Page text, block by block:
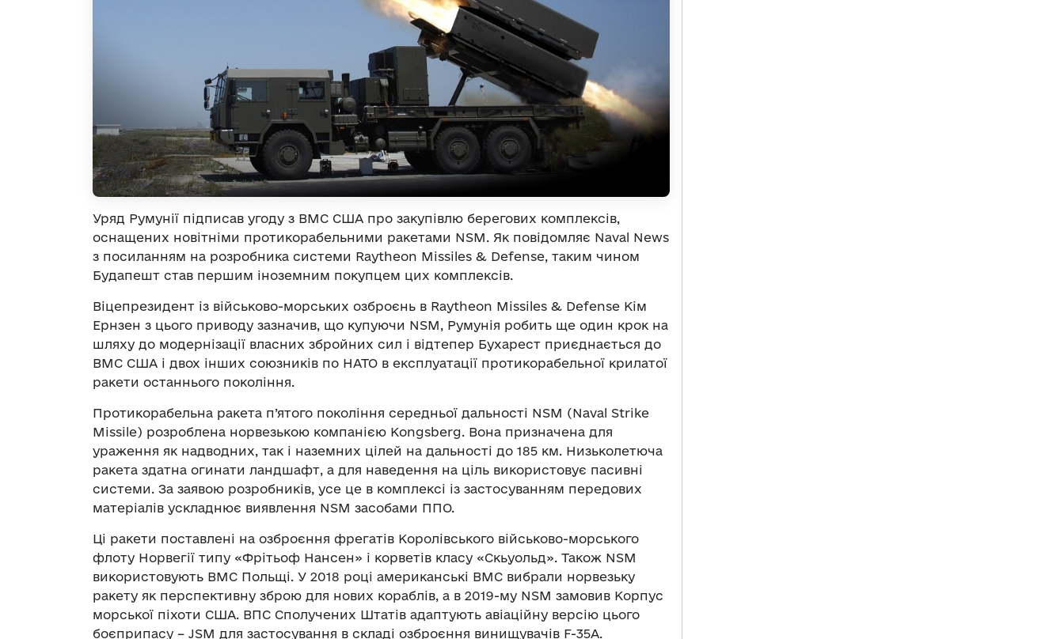
Уряд Румунії підписав угоду з ВМС США про закупівлю берегових комплексів,
оснащених новітніми протикорабельними ракетами NSM. Як повідомляє Naval News
з посиланням на розробника системи Raytheon Missiles & Defense, таким чином
Будапешт став першим іноземним покупцем цих комплексів.
Віцепрезидент із військово-морських озброєнь в Raytheon Missiles & Defense Кім
Ернзен з цього приводу зазначив, що купуючи NSM, Румунія робить ще один крок на
шляху до модернізації власних збройних сил і відтепер Бухарест приєднається до
ВМС США і двох інших союзників по НАТО в експлуатації протикорабельної крилатої
ракети останнього покоління.
Протикорабельна ракета п’ятого покоління середньої дальності NSM (Naval Strike
Missile) розроблена норвезькою компанією Kongsberg. Вона призначена для
ураження як надводних, так і наземних цілей на дальності до 185 км. Низьколетюча
ракета здатна огинати ландшафт, а для наведення на ціль використовує пасивні
системи. За заявою розробників, усе це в комплексі із застосуванням передових
матеріалів ускладнює виявлення NSM засобами ППО.
Ці ракети поставлені на озброєння фрегатів Королівського військово-морського
флоту Норвегії типу «Фрітьоф Нансен» і корветів класу «Скьyoльд». Також NSM
використовують ВМС Польщі. У 2018 році американські ВМС вибрали норвезьку
ракету як перспективну зброю для нових кораблів, а в 2019-му NSM замовив Корпус
морської піхоти США. ВПС Сполучених Штатів адаптують авіаційну версію цього
боєприпасу – JSM для застосування в складі озброєння винищувачів F-35A.